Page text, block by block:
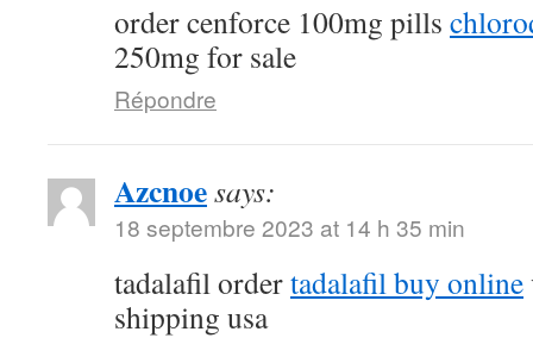
order cenforce 100mg pills
250mg for sale
Répondre
Azcnoesays:
18 septembre 2023 at 14 h 35 min
tadalafil ordertadalafil buy online
shipping usa